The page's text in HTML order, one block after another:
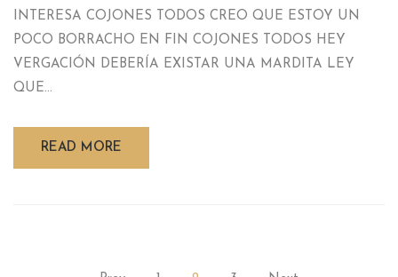
INTERESA COJONES TODOS CREO QUE ESTOY UN
POCO BORRACHO EN FIN COJONES TODOS HEY
VERGACIÓN DEBERÍA EXISTAR UNA MARDITA LEY
QUE...
READ MORE